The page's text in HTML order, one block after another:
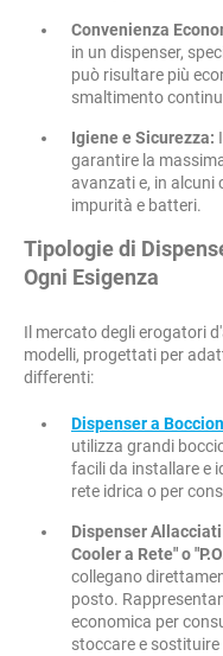
Convenienza
in un dispenser,
può risultare più
smaltimento
Igiene e Sicurezza:
garantire la
avanzati e, in alcuni
impurità e batteri.
Tipologie di
Ogni Esigenza
Il mercato degli erogatori
modelli, progettati per
differenti:
Dispenser a
utilizza grandi
facili da installare e
rete idrica o per
Dispenser
Cooler a Rete" o
collegano
posto.
economica per
stoccare e